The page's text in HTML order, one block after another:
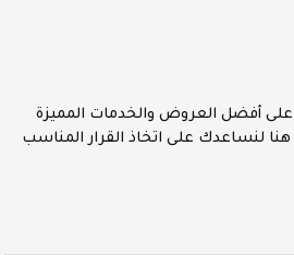
أفضل العروض والخدمات المميزة
لنساعدك على اتخاذ القرار المناسب